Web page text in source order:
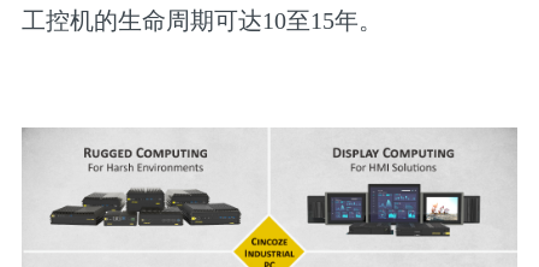
工控机的生命周期可达10至15年。